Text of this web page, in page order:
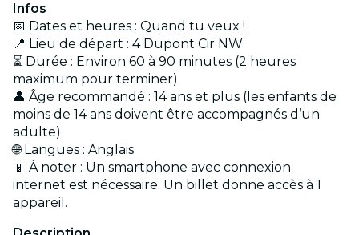
Infos
📅 Dates et heures : Quand tu veux !
📍 Lieu de départ : 4 Dupont Cir NW
⏳ Durée : Environ 60 à 90 minutes (2 heures
maximum pour terminer)
👤 Âge recommandé : 14 ans et plus (les enfants de
moins de 14 ans doivent être accompagnés d’un
adulte)
🌐 Langues : Anglais
📱 À noter : Un smartphone avec connexion
internet est nécessaire. Un billet donne accès à 1
appareil.